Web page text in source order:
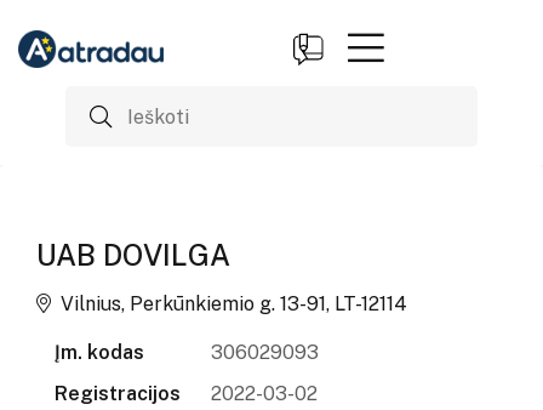
UAB DOVILGA
Vilnius, Perkūnkiemio g. 13-91, LT-12114
Įm. kodas
306029093
Registracijos
2022-03-02